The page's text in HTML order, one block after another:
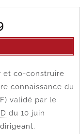
et co-construire
connaissance du
validé par le
du 10 juin